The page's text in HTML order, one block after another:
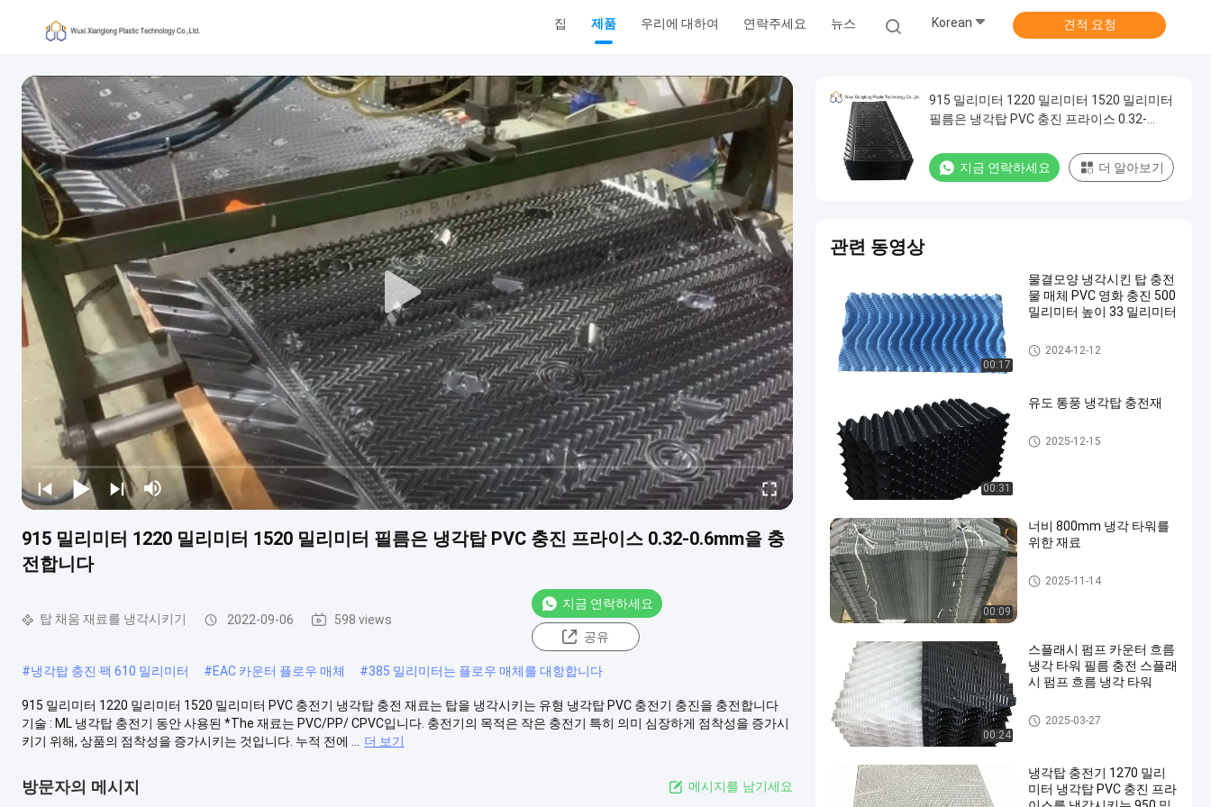
집 제품 우리에 대하여 연락주세요 뉴스 Korean 견적 요청
915 밀리미터 1220 밀리미터 1520 밀리미터 필름은 냉각탑 PVC 충진 프라이스 0.32-0.6mm을 충
전합니다
탑 채움 재료를 냉각시키기 2022-09-06 598 views
지금 연락하세요
공유
#냉각탑 충진 팩 610 밀리미터 #EAC 카운터 플로우 매체 #385 밀리미터는 플로우 매체를 대항합니다
915 밀리미터 1220 밀리미터 1520 밀리미터 PVC 충전기 냉각탑 충전 재료는 탑을 냉각시키는 유형 냉각탑 PVC 충전기 충진을 충전합니다
기술 : ML 냉각탑 충전기 동안 사용된 *The 재료는 PVC/PP/ CPVC입니다. 충전기의 목적은 작은 충전기 특히 의미 심장하게 점착성을 증가시
키기 위해, 상품의 점착성을 증가시키는 것입니다. 누적 전에 ...
더 보기
방문자의 메시지 메시지를 남기세요
915 밀리미터 1220 밀리미터 1520 밀리미터
필름은 냉각탑 PVC 충진 프라이스 0.32-
지금 연락하세요 더 알아보기
관련 동영상
00:17
물결모양 냉각시킨 탑 충전
물 매체 PVC 영화 충진 500
밀리미터 높이 33 밀리미터
탑 채움 재료를 냉각시키기
2024-12-12
00:31
유도 통풍 냉각탑 충전재
탑 채움 재료를 냉각시키기
2025-12-15
00:09
너비 800mm 냉각 타워를
위한 재료
탑 채움 재료를 냉각시키기
2025-11-14
00:24
스플래시 펌프 카운터 흐름
냉각 타워 필름 충전 스플래
시 펌프 흐름 냉각 타워
탑 채움 재료를 냉각시키기
2025-03-27
냉각탑 충전기 1270 밀리
미터 냉각탑 PVC 충진 프라